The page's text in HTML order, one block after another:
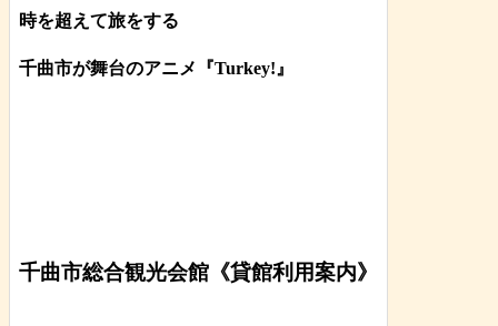
時を超えて旅をする
千曲市が舞台のアニメ『Turkey!』
千曲市総合観光会館《貸館利用案内》